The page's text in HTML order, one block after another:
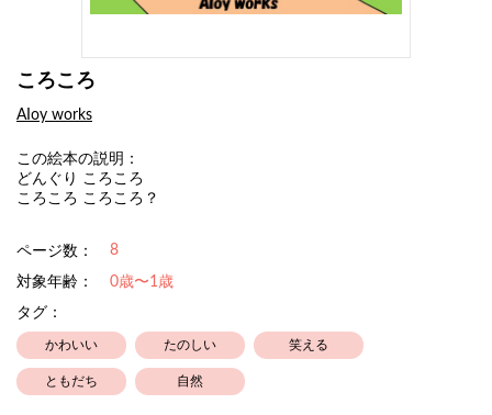
ころころ
AIoy works
この絵本の説明：
どんぐり ころころ
ころころ ころころ？
ページ数： 8
対象年齢：
0歳〜1歳
タグ：
かわいい たのしい 笑える
ともだち 自然